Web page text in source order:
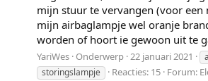
mijn stuur te vervangen (voor
mijn airbaglampje wel oranje
worden of hoort ie gewoon uit te
YariWes Onderwerp 22 januari 2021
storingslampje
Reacties: 15 Forum: